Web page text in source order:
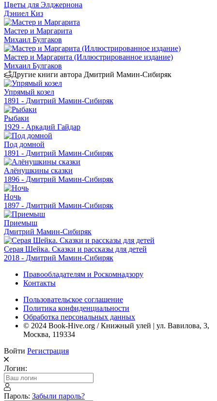
Цветы для Элджернона
Дэниел Киз
Мастер и Маргарита
Михаил Булгаков
Мастер и Маргарита (Иллюстрированное издание)
Михаил Булгаков
Другие книги автора Дмитрий Мамин-Сибиряк
Упрямый козел
1891 - Дмитрий Мамин-Сибиряк
Рыбаки
1929 - Аркадий Гайдар
Под домной
1891 - Дмитрий Мамин-Сибиряк
Алёнушкины сказки
1896 - Дмитрий Мамин-Сибиряк
Ночь
1897 - Дмитрий Мамин-Сибиряк
Приемыш
Дмитрий Мамин-Сибиряк
Серая Шейка. Сказки и рассказы для детей
2018 - Дмитрий Мамин-Сибиряк
Правообладателям и Роскомнадзору
Контакты
Пользовательское соглашение
Политика конфиденциальности
Обработка персональных данных
© 2024 Book-Hive.org / Книжный улей | ул. Вавилова, 3,
Москва, 119334
Войти Регистрация
Логин:
Пароль: Забыли пароль?